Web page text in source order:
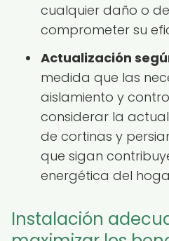
cualquier daño o
comprometer su
Actualización
medida que las
aislamiento y
considerar la
de cortinas y
que sigan
energética del
Instalación